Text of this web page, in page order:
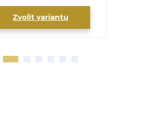
Zvolit variantu